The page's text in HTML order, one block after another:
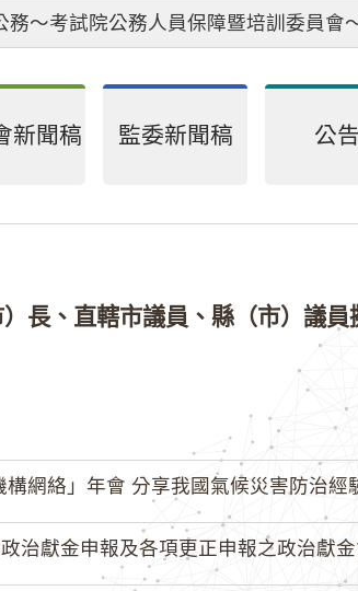
～考試院公務人員保障暨培訓委員會
新聞稿 監委新聞稿 公告
網絡」年會 分享我國氣候災害防治經
治獻金申報及各項更正申報之政治獻